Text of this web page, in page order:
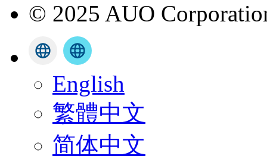
© 2025 AUO
English
繁體中文
简体中文